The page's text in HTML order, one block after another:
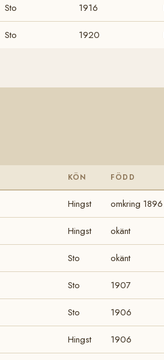
Sto 1916
Sto 1920
KÖN FÖDD
Hingst omkring 1896
Hingst okänt
Sto okänt
Sto 1907
Sto 1906
Hingst 1906